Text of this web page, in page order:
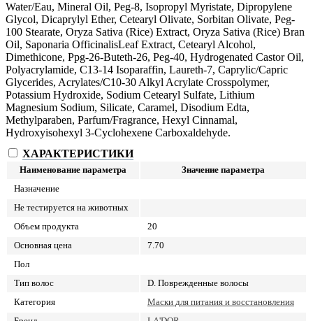
Water/Eau, Mineral Oil, Peg-8, Isopropyl Myristate, Dipropylene
Glycol, Dicaprylyl Ether, Cetearyl Olivate, Sorbitan Olivate, Peg-
100 Stearate, Oryza Sativa (Rice) Extract, Oryza Sativa (Rice) Bran
Oil, Saponaria OfficinalisLeaf Extract, Cetearyl Alcohol,
Dimethicone, Ppg-26-Buteth-26, Peg-40, Hydrogenated Castor Oil,
Polyacrylamide, C13-14 Isoparaffin, Laureth-7, Caprylic/Capric
Glycerides, Acrylates/C10-30 Alkyl Acrylate Crosspolymer,
Potassium Hydroxide, Sodium Cetearyl Sulfate, Lithium
Magnesium Sodium, Silicate, Caramel, Disodium Edta,
Methylparaben, Parfum/Fragrance, Hexyl Cinnamal,
Hydroxyisohexyl 3-Cyclohexene Carboxaldehyde.
ХАРАКТЕРИСТИКИ
Наименование параметра
Значение параметра
Назначение
Не тестируется на животных
Объем продукта
20
Основная цена
7.70
Пол
Тип волос
D. Поврежденные волосы
Категория
Маски для питания и восстановления